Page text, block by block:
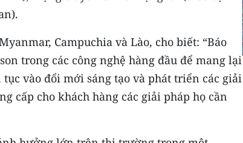
Campuchia và Lào, cho biết: “Báo
trong các công nghệ hàng đầu để mang lại
vào đổi mới sáng tạo và phát triển các giải
cấp cho khách hàng các giải pháp họ cần